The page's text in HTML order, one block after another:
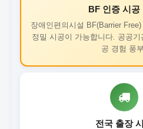
BF 인증 시공
장애인편의시설 BF(Barrier
정밀 시공이 가능합니다. 공공기
공 경험 풍부.
전국 출장